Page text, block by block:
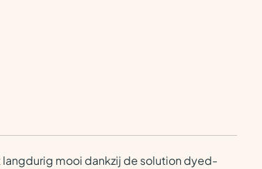
mooi dankzij de solution dyed-